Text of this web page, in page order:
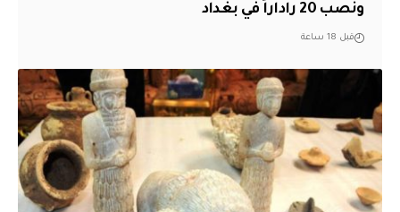
ونصب 20 راداراً في بغداد
قبل 18 ساعة